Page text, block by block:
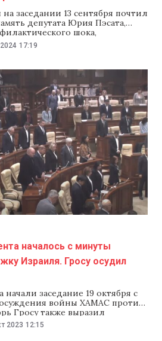
заседании 13 сентября почтил
депутата Юрия Пэсата,
шока,
Инициатива поступила от
Гросу. Напомним, депутат
должность
комиссии по
умер
17:19
началось с минуты
Израиля. Гросу осудил
заседание 19 октября с
войны ХАМАС против
Гросу также выразил
его народу, но ничего не
в секторе Газа, в котором
2023 12:15